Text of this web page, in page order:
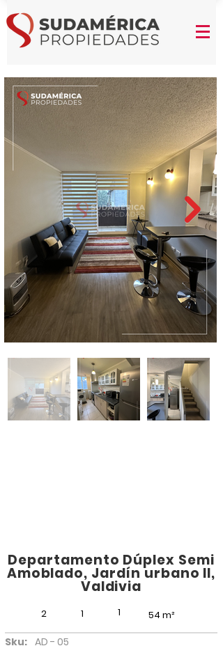
Departamento Dúplex Semi
Amoblado, Jardín urbano II,
Valdivia
2 1 1 54 m²
Sku: AD - 05